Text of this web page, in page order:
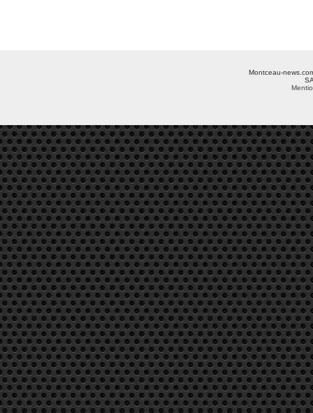
Montceau-